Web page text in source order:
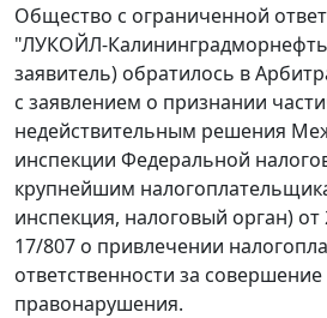
Общество с ограниченной
"ЛУКОЙЛ-
заявитель) обратилось в
с заявлением о признании
недействительным решения
инспекции Федеральной
крупнейшим
инспекция, налоговый орган) от
17/807 о привлечении
ответственности за
правонарушения.